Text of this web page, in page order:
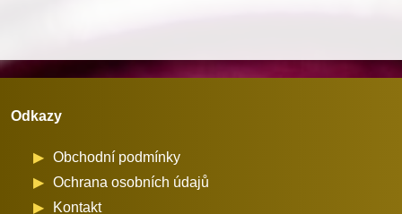
cívky
množství
Odkazy
Obchodní podmínky
Ochrana osobních údajů
Kontakt